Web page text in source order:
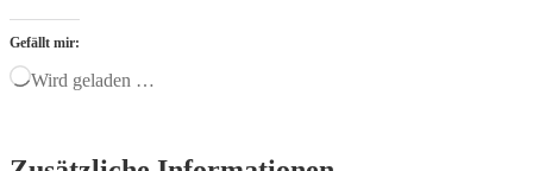
Gefällt mir:
Wird geladen …